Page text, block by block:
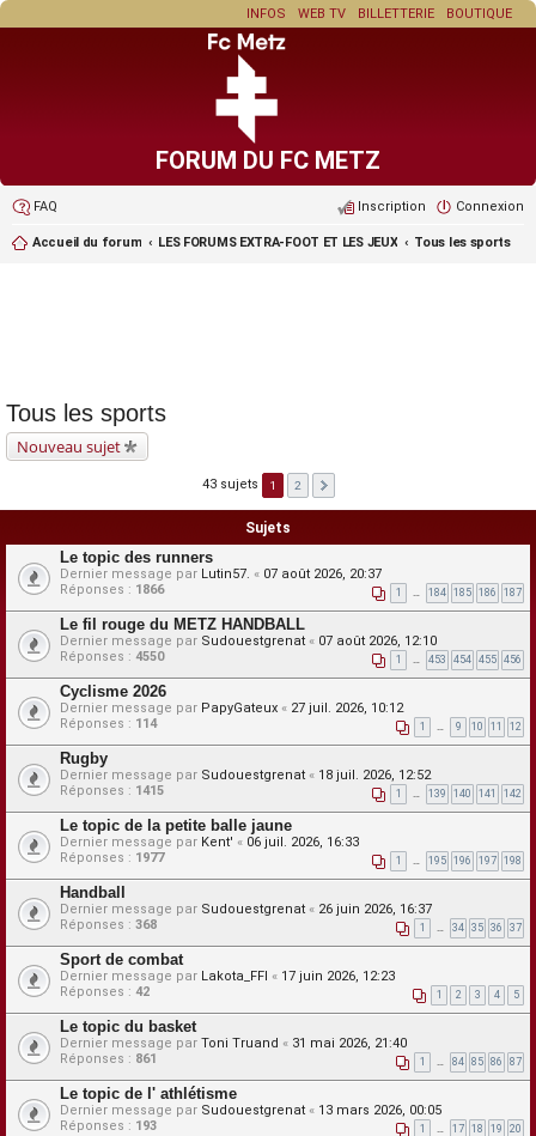
BOUTIQUE
BILLETTERIE
WEB TV
INFOS
FORUM DU FC METZ
FAQ Connexion
Inscription
Accueil du forum LES FORUMS EXTRA-FOOT ET LES JEUX Tous les sports
Tous les sports
Nouveau sujet
43 sujets 1 2
Sujets
Le topic des runners
Dernier message par Lutin57. « 07 août 2026, 20:37
Réponses : 1866 1 … 184 185 186 187
Le fil rouge du METZ HANDBALL
Dernier message par Sudouestgrenat « 07 août 2026, 12:10
Réponses : 4550 1 … 453 454 455 456
Cyclisme 2026
Dernier message par PapyGateux « 27 juil. 2026, 10:12
Réponses : 114 1 … 9 10 11 12
Rugby
Dernier message par Sudouestgrenat « 18 juil. 2026, 12:52
Réponses : 1415 1 … 139 140 141 142
Le topic de la petite balle jaune
Dernier message par Kent' « 06 juil. 2026, 16:33
Réponses : 1977 1 … 195 196 197 198
Handball
Dernier message par Sudouestgrenat « 26 juin 2026, 16:37
Réponses : 368 1 … 34 35 36 37
Sport de combat
Dernier message par Lakota_FFI « 17 juin 2026, 12:23
Réponses : 42 1 2 3 4 5
Le topic du basket
Dernier message par Toni Truand « 31 mai 2026, 21:40
Réponses : 861 1 … 84 85 86 87
Le topic de l' athlétisme
Dernier message par Sudouestgrenat « 13 mars 2026, 00:05
Réponses : 193 1 … 17 18 19 20